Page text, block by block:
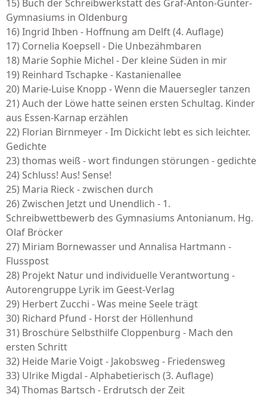
15) Buch der Schreibwerkstatt des Graf-Anton-Günter-
Gymnasiums in Oldenburg
16) Ingrid Ihben - Hoffnung am Delft (4. Auflage)
17) Cornelia Koepsell - Die Unbezähmbaren
18) Marie Sophie Michel - Der kleine Süden in mir
19) Reinhard Tschapke - Kastanienallee
20) Marie-Luise Knopp - Wenn die Mauersegler tanzen
21) Auch der Löwe hatte seinen ersten Schultag. Kinder
aus Essen-Karnap erzählen
22) Florian Birnmeyer - Im Dickicht lebt es sich leichter.
Gedichte
23) thomas weiß - wort findungen störungen - gedichte
24) Schluss! Aus! Sense!
25) Maria Rieck - zwischen durch
26) Zwischen Jetzt und Unendlich - 1.
Schreibwettbewerb des Gymnasiums Antonianum. Hg.
Olaf Bröcker
27) Miriam Bornewasser und Annalisa Hartmann -
Flusspost
28) Projekt Natur und individuelle Verantwortung -
Autorengruppe Lyrik im Geest-Verlag
29) Herbert Zucchi - Was meine Seele trägt
30) Richard Pfund - Horst der Höllenhund
31) Broschüre Selbsthilfe Cloppenburg - Mach den
ersten Schritt
32) Heide Marie Voigt - Jakobsweg - Friedensweg
33) Ulrike Migdal - Alphabetierisch (3. Auflage)
34) Thomas Bartsch - Erdrutsch der Zeit